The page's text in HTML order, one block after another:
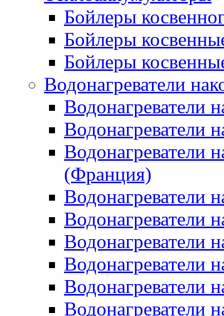
Бойлеры
Бойлеры
Бойлеры
Водонагреватели
Водонагреватели
Водонагреватели
Водонагреватели
(Франция)
Водонагреватели
Водонагреватели
Водонагреватели
Водонагреватели
Водонагреватели
Водонагреватели